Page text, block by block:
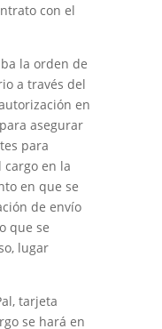
con el
la orden de
a través del
en
asegurar
para
cargo en la
en que se
de envío
que se
lugar
tarjeta
se hará en